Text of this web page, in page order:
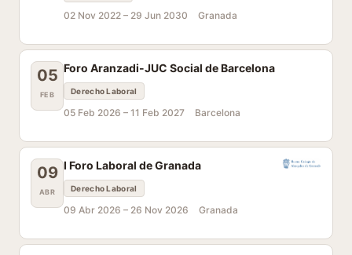
02 Nov 2022 – 29 Jun 2030 Granada
05
FEB
Foro Aranzadi-JUC Social de Barcelona
Derecho Laboral
05 Feb 2026 – 11 Feb 2027 Barcelona
09
ABR
I Foro Laboral de Granada
Derecho Laboral
09 Abr 2026 – 26 Nov 2026 Granada